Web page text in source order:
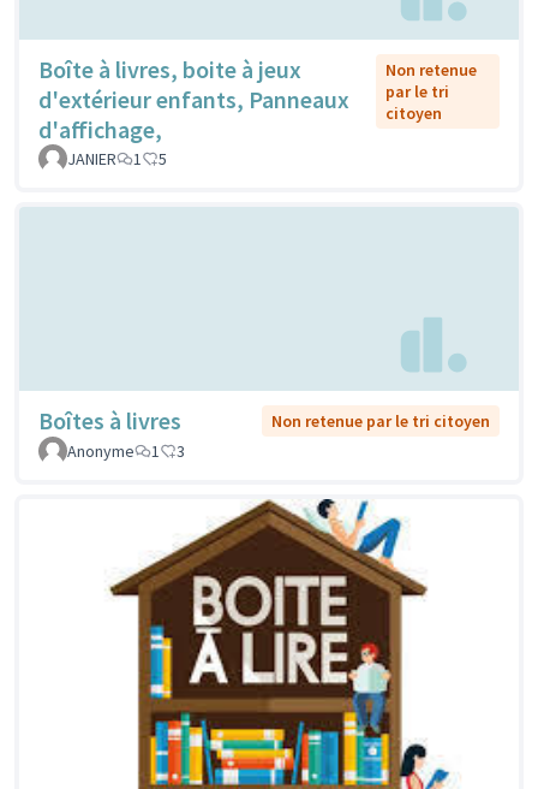
Boîte à livres, boite à jeux
d'extérieur enfants, Panneaux
d'affichage,
Non retenue
par le tri
citoyen
JANIER 1 5
Boîtes à livres
Non retenue par le tri citoyen
Anonyme
1 3